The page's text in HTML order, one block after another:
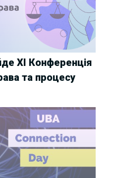
XI Конференція
та процесу